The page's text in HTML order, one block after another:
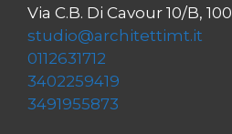
Via C.B. Di Cavour 10/B,
studio@architettimt.it
0112631712
3402259419
3491955873